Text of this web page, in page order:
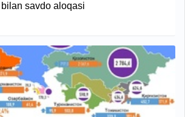
savdo aloqasi